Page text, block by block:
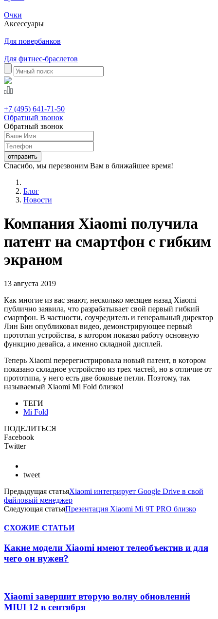
Очки
Аксессуары
Для повербанков
Для фитнес-браслетов
+7 (495) 641-71-50
Обратный звонок
Обратный звонок
Спасибо, мы перезвоним Вам в ближайшее время!
Блог
Новости
Компания Xiaomi получила
патент на смартфон с гибким
экраном
13 августа 2019
Как многие из вас знают, несколько месяцев назад Xiaomi
публично заявила, что разрабатывает свой первый гибкий
смартфон. В частности, соучредитель и генеральный директор
Лин Бин опубликовал видео, демонстрирующее первый
прототип устройства, в котором показал работу основную
функцию девайса, а именно складной дисплей.
Теперь Xiaomi перерегистрировала новый патент, в котором
показано складное устройство из трех частей, но в отличие от
прототипа, у него есть две боковые петли. Поэтому, так
называемый Xiaomi Mi Fold близко!
ТЕГИ
Mi Fold
ПОДЕЛИТЬСЯ
Facebook
Twitter
tweet
Предыдущая статьяXiaomi интегрирует Google Drive в свой
файловый менеджер
Следующая статьяПрезентация Xiaomi Mi 9T PRO близко
СХОЖИЕ СТАТЬИ
Какие модели Xiaomi имеют телеобъектив и для
чего он нужен?
Xiaomi завершит вторую волну обновлений
MIUI 12 в сентября